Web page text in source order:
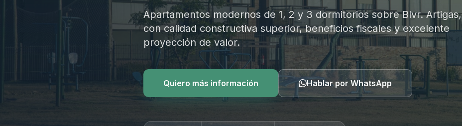
Apartamentos modernos de 1, 2 y 3 dormitorios sobre Blvr. Artigas,
con calidad constructiva superior, beneficios fiscales y excelente
proyección de valor.
Quiero más información Hablar por WhatsApp